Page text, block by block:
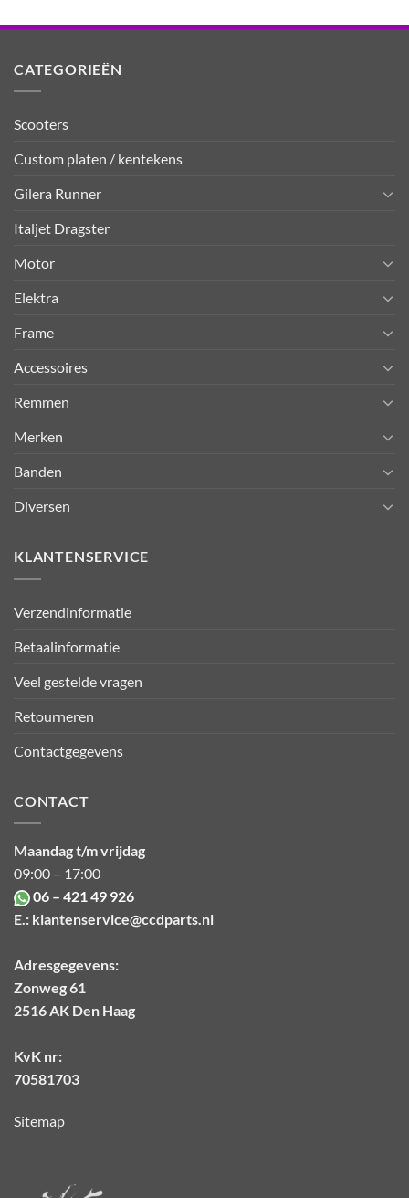
CATEGORIEËN
Scooters
Custom platen / kentekens
Gilera Runner
Italjet Dragster
Motor
Elektra
Frame
Accessoires
Remmen
Merken
Banden
Diversen
KLANTENSERVICE
Verzendinformatie
Betaalinformatie
Veel gestelde vragen
Retourneren
Contactgegevens
CONTACT
Maandag t/m vrijdag
09:00 – 17:00
06 – 421 49 926
E.: klantenservice@ccdparts.nl
Adresgegevens:
Zonweg 61
2516 AK Den Haag
KvK nr:
70581703
Sitemap